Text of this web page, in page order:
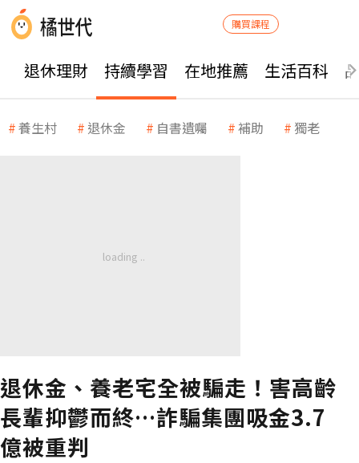
購買課程
退休理財 持續學習 在地推薦 生活百科
養生村 退休金 自書遺囑 補助 獨老
退休金、養老宅全被騙走！害高齡
長輩抑鬱而終…詐騙集團吸金3.7
億被重判